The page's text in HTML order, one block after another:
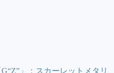
」：スカーレットメタリ